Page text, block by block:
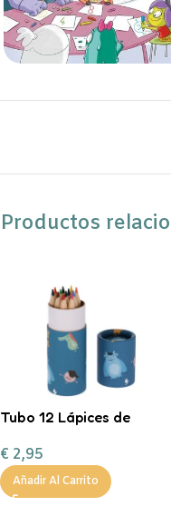
Productos
Tubo 12 Lápices de
€ 2,95
Añadir Al Carrito